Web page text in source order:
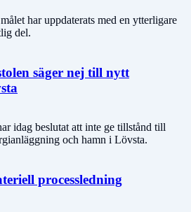
har uppdaterats med en ytterligare
del.
säger nej till nytt
idag beslutat att inte ge tillstånd till
och hamn i Lövsta.
processledning